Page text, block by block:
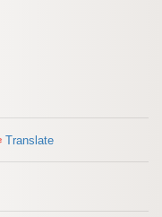
Translate